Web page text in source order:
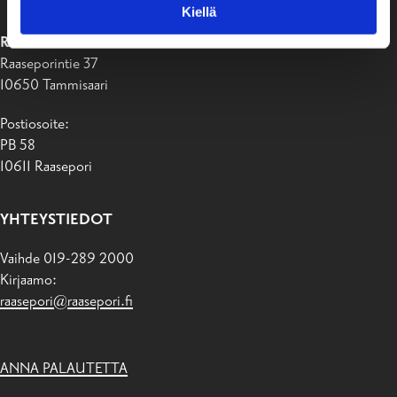
Kiellä
RAASEPORIN KAUPUNKI
Raaseporintie 37
10650 Tammisaari
Postiosoite:
PB 58
10611 Raasepori
YHTEYSTIEDOT
Vaihde 019-289 2000
Kirjaamo:
raasepori@raasepori.fi
ANNA PALAUTETTA